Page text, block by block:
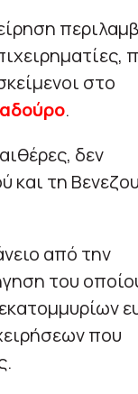
στο
.
δεν
και τη
από την
του
που